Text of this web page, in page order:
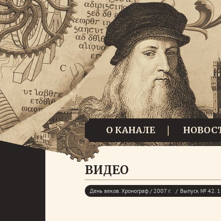
О КАНАЛЕ
ВИДЕО
День веков. Хронограф / 2007 г. Выпуск № 42.